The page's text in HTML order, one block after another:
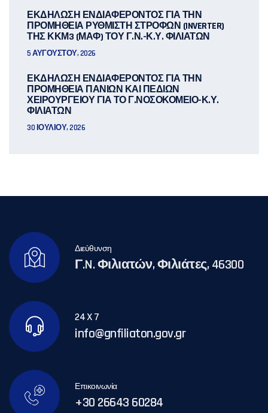
ΕΚΔΗΛΩΣΗ ΕΝΔΙΑΦΕΡΟΝΤΟΣ ΓΙΑ ΤΗΝ
ΠΡΟΜΗΘΕΙΑ ΡΥΘΜΙΣΤΗ ΣΤΡΟΦΩΝ (INVERTER)
ΤΗΣ ΚΚΜ3 (ΜΑΦ) ΤΟΥ Γ.Ν.-Κ.Υ. ΦΙΛΙΑΤΩΝ
5 ΑΥΓΟΎΣΤΟΥ, 2026
ΕΚΔΗΛΩΣΗ ΕΝΔΙΑΦΕΡΟΝΤΟΣ ΓΙΑ ΤΗΝ
ΠΡΟΜΗΘΕΙΑ ΠΑΝΙΩΝ ΚΑΙ ΠΕΔΙΩΝ
ΧΕΙΡΟΥΡΓΕΙΟΥ ΓΙΑ ΤΟ Γ.ΝΟΣΟΚΟΜΕΙΟ-Κ.Υ.
ΦΙΛΙΑΤΩΝ
30 ΙΟΥΛΊΟΥ, 2026
Διεύθυνση
Γ.N. Φιλιατών, Φιλιάτες, 46300
24 X 7
info@gnfiliaton.gov.gr
Επικοινωνία
+30 26643 60284